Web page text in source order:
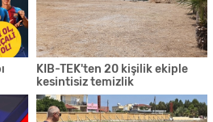
KIB-TEK'ten 20 kişilik ekiple
kesintisiz temizlik